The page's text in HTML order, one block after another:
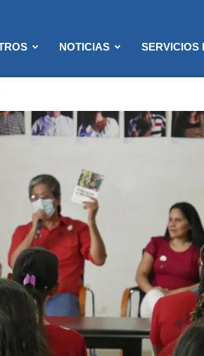
NOTICIAS SERVICIOS